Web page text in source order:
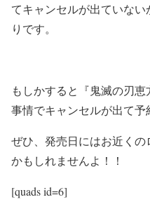
てキャンセルが出ていな
りです。
もしかすると『鬼滅の刃
事情でキャンセルが出て
ぜひ、発売日にはお近く
かもしれませんよ！！
[quads id=6]